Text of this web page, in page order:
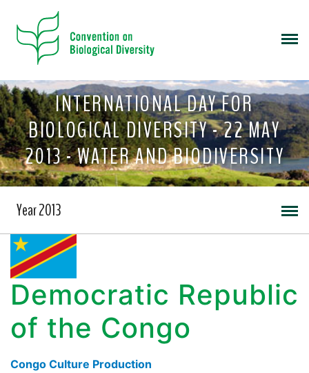
INTERNATIONAL DAY FOR
BIOLOGICAL DIVERSITY - 22 MAY
2013 - WATER AND BIODIVERSITY
Year 2013
Democratic Republic
of the Congo
Congo Culture Production